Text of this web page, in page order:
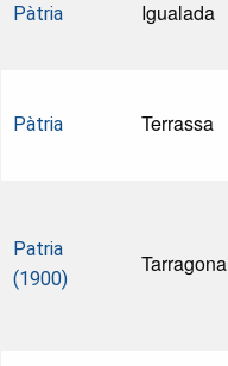
Pàtria Igualada
Pàtria Terrassa
Patria
(1900)
Tarragona